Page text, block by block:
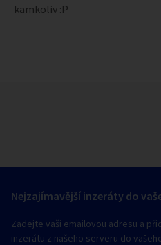
kamkoliv :P
Nejzajímavější inzeráty do
Zadejte vaši emailovou adresu a
inzerátu z našeho serveru do